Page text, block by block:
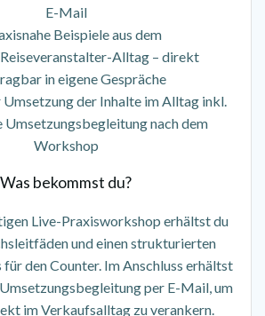
E-Mail
Beispiele aus dem
Alltag – direkt
in eigene Gespräche
der Inhalte im Alltag inkl.
nach dem
Workshop
Was bekommst du?
Live-Praxisworkshop erhältst du
und einen strukturierten
den Counter. Im Anschluss erhältst
per E-Mail, um
im Verkaufsalltag zu verankern.